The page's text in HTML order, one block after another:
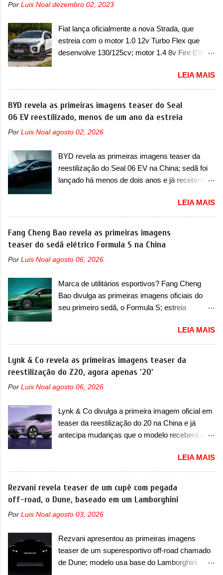
poderá causar a perda de força motriz,
requerendo a atualização do software do
modulo de...
ano também era lançada a nova geração do
ganhava uma nova geração feita do zero,
apelidada de "Bolinha" por suas formas
arredondadas. Além do Gol, outro Volkswagen
versão hatchback do Logus que chegava
depois de um ano de atraso. A invasão de 1994
foi marcava pelos franceses, alemães,
japoneses e coreanos que chegaram
arrancando corações em nosso mercado. Os
vendas em 1994 foram o Renault R19 que
vinha em 3 versões de carroceria, sendo duas
do hatch e o sedan, a famosa Kia Besta, o Vol...
Por Luis Noal dezembro 02, 2023
Fiat lança oficialmente a nova Strada, que
estreia com o motor 1.0 12v Turbo Flex que
desenvolve 130/125cv; motor 1.4 8v Fire EVO
oficialmente a nova Strada, que aparece com
mudanças visuais e com uma nova opção de
motor. Depois da picape compacta receber o
câmbio automático CVT no ano passado, a Fiat
motor 1.0 12v Turbo Flex, conhecido como
Strada soube ser mutável com avanços
importantes que a concorrência nunca
conseguiu acompanhar e agora ela abre uma
T200, que estreou nos irmãos Pulse e
Fastback. "A Fiat Strada é mais do que uma
picape, é uma verdadeira revolução no
mercado automotivo. Há alguns anos era
improvável pensar que uma picape chagaria ao
Strada fez. Mais do que isso: ela é a prova viva
que time que está ganhando se mexe sim. Ao
longo da sua história, ela...
LEIA MAIS
BYD revela as primeiras imagens teaser do Seal
06 EV reestilizado, menos de um ano da estreia
Por Luis Noal agosto 02, 2026
BYD revela as primeiras imagens teaser da
reestilização do Seal 06 EV na China; sedã foi
lançado há menos de dois anos e já receberá a
primeiras imagens teaser de uma mudança
visual para um dos seus menores sedãs
elétricos na China, pertencente à linha Ocean.
Trata-se do Seal 06 EV, lançado no segundo
O modelo agora passará a ser vendido com
que vão atualizá-los para a identidade visual
mais moderna da marca, mas ainda sem
motivos para que essa mudança já seja tão
nada os primeiros consumidores). Pelas
imagens teaser, se percebe que o sedã contará
com um novo para-choque na dianteira. Ele
passa a trazer um vinco horizontal mais
destacado que atravessa toda a dianteira do
faróis. Ele ainda possui um espaço para a placa
novo abaixo do vinco e uma nova entrada de ar
inferio...
LEIA MAIS
Fang Cheng Bao revela as primeiras imagens
teaser do sedã elétrico Formula S na China
Por Luis Noal agosto 06, 2026
Marca de utilitários esportivos? Fang Cheng
Bao divulga as primeiras imagens oficiais do
seu primeiro sedã, o Formula S; estreia
como uma marca com utilitários esportivos, a
Fang Cheng Bao nasceu como uma empresa
voltada a desenvolver utilitários esportivos com
uma pegada mais off-road. E isso funcionou
muito bem com o lançamento dos modelos Bao
5 e Bao 8, além do Tai 3 e Tai 7. Agora, a marca
de... sedãs. Antecipado por imagens teaser, o
Formula S será o primeiro três volumes da
Fang Cheng Bao, que parece se perder na sua
marca divulgou algumas imagens externas e
informações sobre o sedã, que terá seu
lançamento ainda neste ano de 2026. Em
termos de design, o Formula S segue
basicamente as mesmas linhas do conceito
aconteceu no primeiro semestre. Na dianteira, o
sedã conta com faróis mais quadrados e
compactos, com luzes ...
LEIA MAIS
Lynk & Co revela as primeiras imagens teaser da
reestilização do Z20, agora apenas '20'
Por Luis Noal agosto 06, 2026
Lynk & Co divulga a primeira imagem oficial em
teaser da reestilização do 20 na China e já
antecipa mudanças que o modelo receberá em
apresentar na China as primeiras mudanças
para o Z20, um misto de hatch com SUV que é
vendido no mercado chinês desde o
lançamento, em 2024. Agora, o modelo passará
por sua primeira mudança visual e também
mudará de nome. Vendido na Europa como 02
vendido na China apenas como ‘20’. Junto das
mudanças visuais, a marca confirmou que ele
pode ser um dos primeiros produtos da
LEIA MAIS
Rezvani revela teaser de um cupê com pegada
off-road, o Dune, baseado em um Lamborghini
Por Luis Noal agosto 03, 2026
Rezvani apresentou as primeiras imagens
teaser de um superesportivo off-road chamado
de Dune; modelo usa base do Lamborghini